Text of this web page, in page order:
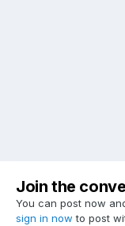
Join the
You can post now
sign in now to post